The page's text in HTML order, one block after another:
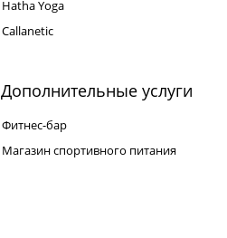
Hatha Yoga
Callanetic
Дополнительные услуги
Фитнес-бар
Магазин спортивного питания